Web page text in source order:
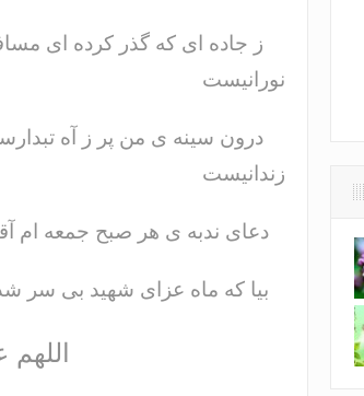
ز جاده ای که گذر کرده ای
نورانیست
درون سینه ی من پر ز آه
زندانیست
دعای ندبه ی هر صبح جمعه
بیا که ماه عزای شهید بی